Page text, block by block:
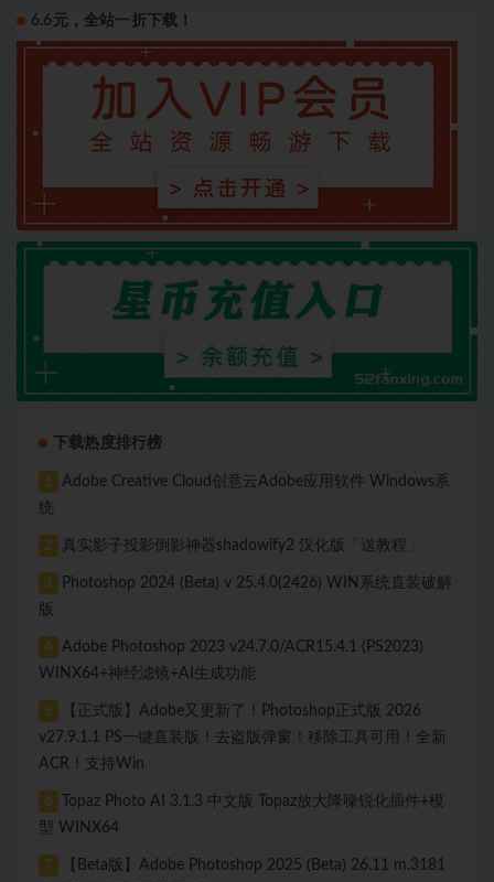
6.6元，全站一折下载！
下载热度排行榜
1
Adobe Creative Cloud创意云Adobe应用软件 Windows系
统
2 真实影子投影倒影神器shadowify2 汉化版「送教程」
3
Photoshop 2024 (Beta) v 25.4.0(2426) WIN系统直装破解
版
4
Adobe Photoshop 2023 v24.7.0/ACR15.4.1 (PS2023)
WINX64+神经滤镜+AI生成功能
5
【正式版】Adobe又更新了！Photoshop正式版 2026
v27.9.1.1 PS一键直装版！去盗版弹窗！移除工具可用！全新
ACR！支持Win
6
Topaz Photo AI 3.1.3 中文版 Topaz放大降噪锐化插件+模
型 WINX64
7
【Beta版】Adobe Photoshop 2025 (Beta) 26.11 m.3181